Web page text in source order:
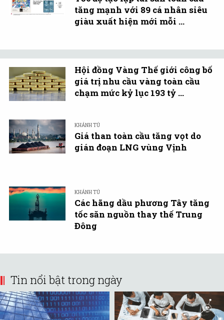
tăng mạnh với 89 cá nhân siêu
giàu xuất hiện mới mỗi ...
Hội đồng Vàng Thế giới công bố
giá trị nhu cầu vàng toàn cầu
chạm mức kỷ lục 193 tỷ ...
KHÁNH TÚ
Giá than toàn cầu tăng vọt do
gián đoạn LNG vùng Vịnh
KHÁNH TÚ
Các hãng dầu phương Tây tăng
tốc săn nguồn thay thế Trung
Đông
Tin nổi bật trong ngày